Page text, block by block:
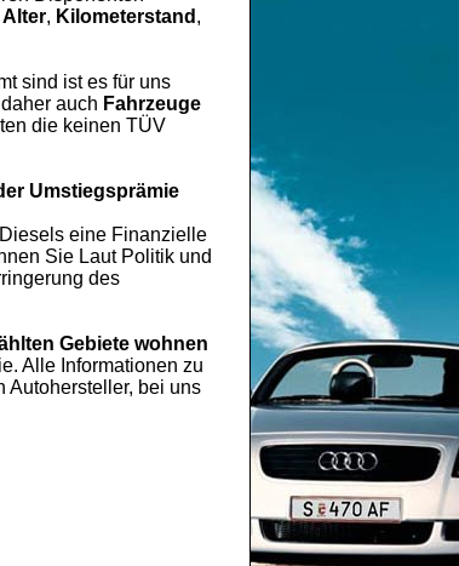
Alter, Kilometerstand ,
sind ist es für uns
auch Fahrzeuge
die keinen TÜV
Umstiegsprämie
eine Finanzielle
Sie Laut Politik und
des
Gebiete wohnen
Alle Informationen zu
Autohersteller, bei uns